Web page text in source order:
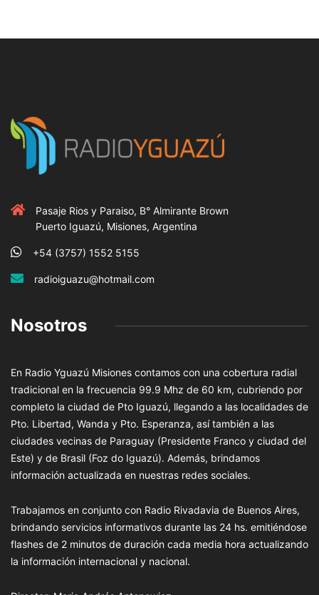
Pasaje Rios y Paraiso, B° Almirante Brown
Puerto Iguazú, Misiones, Argentina
+54 (3757) 1552 5155
radioiguazu@hotmail.com
Nosotros
En Radio Yguazú Misiones contamos con una cobertura radial
tradicional en la frecuencia 99.9 Mhz de 60 km, cubriendo por
completo la ciudad de Pto Iguazú, llegando a las localidades de
Pto. Libertad, Wanda y Pto. Esperanza, así también a las
ciudades vecinas de Paraguay (Presidente Franco y ciudad del
Este) y de Brasil (Foz do Iguazú). Además, brindamos
información actualizada en nuestras redes sociales.
Trabajamos en conjunto con Radio Rivadavia de Buenos Aires,
brindando servicios informativos durante las 24 hs. emitiéndose
flashes de 2 minutos de duración cada media hora actualizando
la información internacional y nacional.